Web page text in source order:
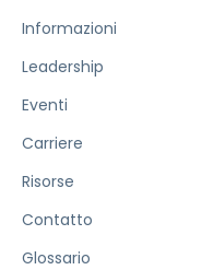
Informazioni
Leadership
Eventi
Carriere
Risorse
Contatto
Glossario